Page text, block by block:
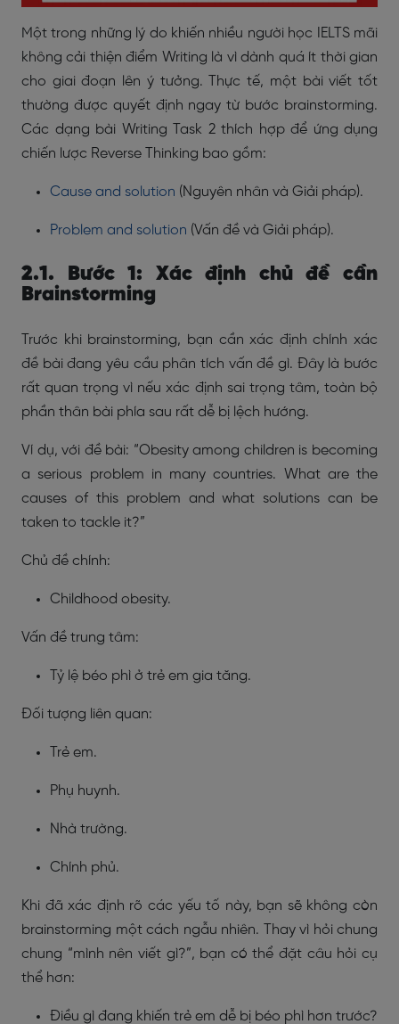
Một trong những lý do khiến nhiều người học IELTS mãi
không cải thiện điểm Writing là vì dành quá ít thời gian
cho giai đoạn lên ý tưởng. Thực tế, một bài viết tốt
thường được quyết định ngay từ bước brainstorming.
Các dạng bài Writing Task 2 thích hợp để ứng dụng
chiến lược Reverse Thinking bao gồm:
Cause and solution (Nguyên nhân và Giải pháp).
Problem and solution (Vấn đề và Giải pháp).
2.1. Bước 1: Xác định chủ đề cần
Brainstorming
Trước khi brainstorming, bạn cần xác định chính xác
đề bài đang yêu cầu phân tích vấn đề gì. Đây là bước
rất quan trọng vì nếu xác định sai trọng tâm, toàn bộ
phần thân bài phía sau rất dễ bị lệch hướng.
Ví dụ, với đề bài: “Obesity among children is becoming
a serious problem in many countries. What are the
causes of this problem and what solutions can be
taken to tackle it?”
Chủ đề chính:
Childhood obesity.
Vấn đề trung tâm:
Tỷ lệ béo phì ở trẻ em gia tăng.
Đối tượng liên quan:
Trẻ em.
Phụ huynh.
Nhà trường.
Chính phủ.
Khi đã xác định rõ các yếu tố này, bạn sẽ không còn
brainstorming một cách ngẫu nhiên. Thay vì hỏi chung
chung “mình nên viết gì?”, bạn có thể đặt câu hỏi cụ
thể hơn:
Điều gì đang khiến trẻ em dễ bị béo phì hơn trước?